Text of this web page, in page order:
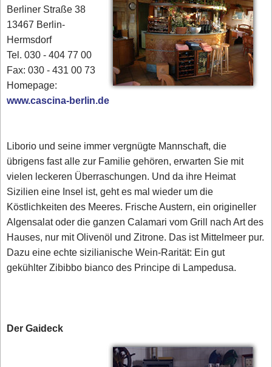
Berliner Straße 38
13467 Berlin-
Hermsdorf
Tel. 030 - 404 77 00‎
Fax: 030 - 431 00 73
Homepage:
www.cascina-berlin.de
Liborio und seine immer vergnügte Mannschaft, die
übrigens fast alle zur Familie gehören, erwarten Sie mit
vielen leckeren Überraschungen. Und da ihre Heimat
Sizilien eine Insel ist, geht es mal wieder um die
Köstlichkeiten des Meeres. Frische Austern, ein origineller
Algensalat oder die ganzen Calamari vom Grill nach Art des
Hauses, nur mit Olivenöl und Zitrone. Das ist Mittelmeer pur.
Dazu eine echte sizilianische Wein-Rarität: Ein gut
gekühlter Zibibbo bianco des Principe di Lampedusa.
Der Gaideck